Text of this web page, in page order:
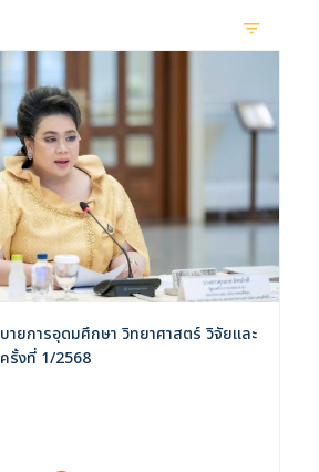
ายการอุดมศึกษา วิทยาศาสตร์ วิจัยและ
รั้งที่ 1/2568